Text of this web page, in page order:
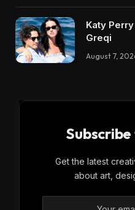
Katy
Greqi
August 7,
Get the latest
about art,